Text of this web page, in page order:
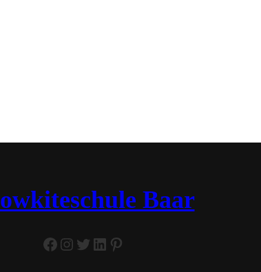
Baar
Facebook Instagram Twitter LinkedIn Pinterest